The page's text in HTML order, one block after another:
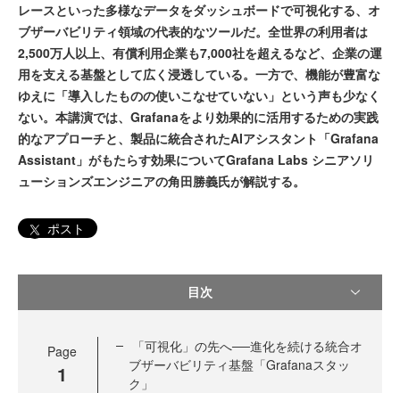
レースといった多様なデータをダッシュボードで可視化する、オ
ブザーバビリティ領域の代表的なツールだ。全世界の利用者は
2,500万人以上、有償利用企業も7,000社を超えるなど、企業の運
用を支える基盤として広く浸透している。一方で、機能が豊富な
ゆえに「導入したものの使いこなせていない」という声も少なく
ない。本講演では、Grafanaをより効果的に活用するための実践
的なアプローチと、製品に統合されたAIアシスタント「Grafana
Assistant」がもたらす効果についてGrafana Labs シニアソリ
ューションズエンジニアの角田勝義氏が解説する。
ポスト
目次
Page
1
「可視化」の先へ──進化を続ける統合オ
ブザーバビリティ基盤「Grafanaスタッ
ク」